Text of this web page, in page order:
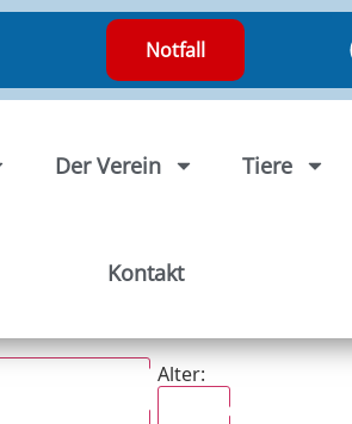
Notfall
Der Verein Tiere
Kontakt
Alter: